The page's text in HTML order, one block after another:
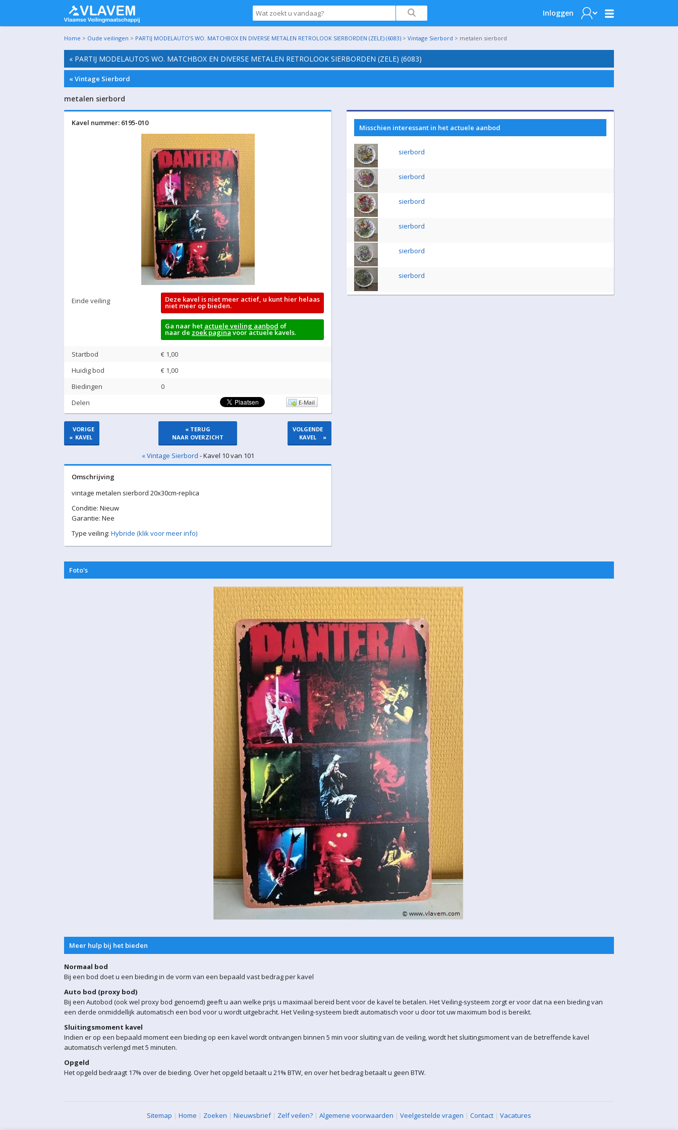
Inloggen
Home > Oude veilingen > PARTIJ MODELAUTO’S WO. MATCHBOX EN DIVERSE METALEN RETROLOOK SIERBORDEN (ZELE) (6083) > Vintage Sierbord > metalen sierbord
« PARTIJ MODELAUTO’S WO. MATCHBOX EN DIVERSE METALEN RETROLOOK SIERBORDEN (ZELE) (6083)
« Vintage Sierbord
metalen sierbord
Kavel nummer: 6195-010
Einde veiling Deze kavel is niet meer actief, u kunt hier helaas
niet meer op bieden.
Ga naar het actuele veiling aanbod of
naar de zoek paginavoor actuele kavels.
Startbod
€ 1,00
Huidig bod
€ 1,00
Biedingen
0
Delen
E-Mail
«
VORIGE
KAVEL
« TERUG
NAAR OVERZICHT
VOLGENDE
KAVEL
»
« Vintage Sierbord - Kavel 10 van 101
Omschrijving
vintage metalen sierbord 20x30cm-replica
Conditie: Nieuw
Garantie: Nee
Type veiling: Hybride (klik voor meer info)
Misschien interessant in het actuele aanbod
sierbord
sierbord
sierbord
sierbord
sierbord
sierbord
Foto's
Meer hulp bij het bieden
Normaal bod
Bij een bod doet u een bieding in de vorm van een bepaald vast bedrag per kavel
Auto bod (proxy bod)
Bij een Autobod (ook wel proxy bod genoemd) geeft u aan welke prijs u maximaal bereid bent voor de kavel te betalen. Het Veiling-systeem zorgt er voor dat na een bieding van
een derde onmiddellijk automatisch een bod voor u wordt uitgebracht. Het Veiling-systeem biedt automatisch voor u door tot uw maximum bod is bereikt.
Sluitingsmoment kavel
Indien er op een bepaald moment een bieding op een kavel wordt ontvangen binnen 5 min voor sluiting van de veiling, wordt het sluitingsmoment van de betreffende kavel
automatisch verlengd met 5 minuten.
Opgeld
Het opgeld bedraagt 17% over de bieding. Over het opgeld betaalt u 21% BTW, en over het bedrag betaalt u geen BTW.
Sitemap | Home | Zoeken | Nieuwsbrief| Zelf veilen? | Algemene voorwaarden | Veelgestelde vragen | Contact | Vacatures